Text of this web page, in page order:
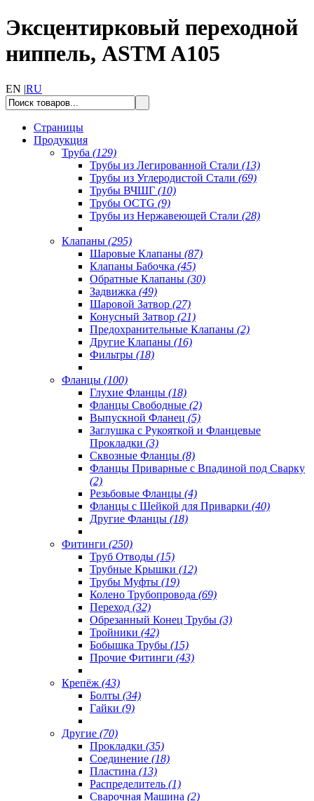
Эксцентирковый переходной
ниппель, ASTM A105
EN |RU
Страницы
Продукция
Труба (129)
Трубы из Легированной Стали (13)
Трубы из Углеродистой Стали (69)
Трубы ВЧШГ (10)
Трубы OCTG (9)
Трубы из Нержавеющей Стали (28)
Клапаны (295)
Шаровые Клапаны (87)
Клапаны Бабочка (45)
Обратные Клапаны (30)
Задвижка (49)
Шаровой Затвор (27)
Конусный Затвор (21)
Предохранительные Клапаны (2)
Другие Клапаны (16)
Фильтры (18)
Фланцы (100)
Глухие Фланцы (18)
Фланцы Свободные (2)
Выпускной Фланец (5)
Заглушка с Рукояткой и Фланцевые
Прокладки (3)
Сквозные Фланцы (8)
Фланцы Приварные с Впадиной под Сварку
(2)
Резьбовые Фланцы (4)
Фланцы с Шейкой для Приварки (40)
Другие Фланцы (18)
Фитинги (250)
Труб Отводы (15)
Трубные Крышки (12)
Трубы Муфты (19)
Колено Трубопровода (69)
Переход (32)
Обрезанный Конец Трубы (3)
Тройники (42)
Бобышка Трубы (15)
Прочие Фитинги (43)
Крепёж (43)
Болты (34)
Гайки (9)
Другие (70)
Прокладки (35)
Соединение (18)
Пластина (13)
Распределитель (1)
Сварочная Машина (2)